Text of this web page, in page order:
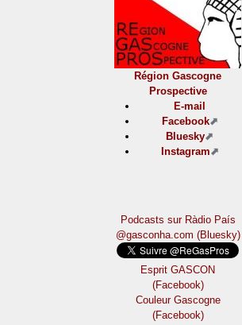
Région Gascogne
Prospective
E-mail
Facebook
Bluesky
Instagram
Podcasts sur Ràdio País
@gasconha.com (Bluesky)
Esprit GASCON
(Facebook)
Couleur Gascogne
(Facebook)